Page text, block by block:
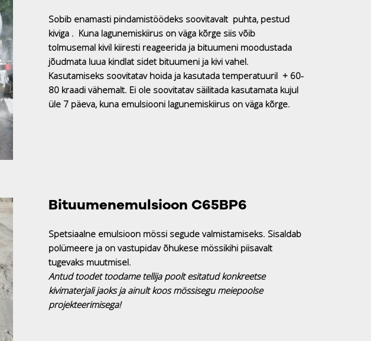
Sobib enamasti pindamistöödeks soovitavalt puhta, pestud
kiviga . Kuna lagunemiskiirus on väga kõrge siis võib
tolmusemal kivil kiiresti reageerida ja bituumeni moodustada
jõudmata luua kindlat sidet bituumeni ja kivi vahel.
Kasutamiseks soovitatav hoida ja kasutada temperatuuril + 60-
80 kraadi vähemalt. Ei ole soovitatav säilitada kasutamata kujul
üle 7 päeva, kuna emulsiooni lagunemiskiirus on väga kõrge.
Bituumenemulsioon C65BP6
Spetsiaalne emulsioon mössi segude valmistamiseks. Sisaldab
polümeere ja on vastupidav õhukese mössikihi piisavalt
tugevaks muutmisel.
Antud toodet toodame tellija poolt esitatud konkreetse
kivimaterjali jaoks ja ainult koos mössisegu meiepoolse
projekteerimisega!